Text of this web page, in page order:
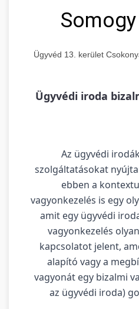
Ügyvéd 13. kerület
Ügyvédi iroda
Az ügyvédi
szolgáltatásokat
ebben a
vagyonkezelés is egy
amit egy ügyvédi
vagyonkezelés
kapcsolatot jelent,
alapító vagy a
vagyonát egy bizalmi
az ügyvédi iroda)